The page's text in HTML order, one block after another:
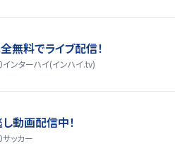
無料でライブ配信！
インターハイ(インハイ.tv)
動画配信中！
サッカー